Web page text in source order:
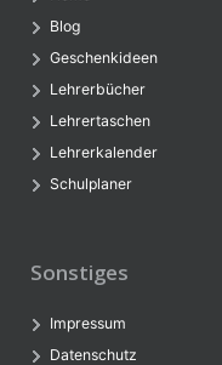
Blog
Geschenkideen
Lehrerbücher
Lehrertaschen
Lehrerkalender
Schulplaner
Sonstiges
Impressum
Datenschutz